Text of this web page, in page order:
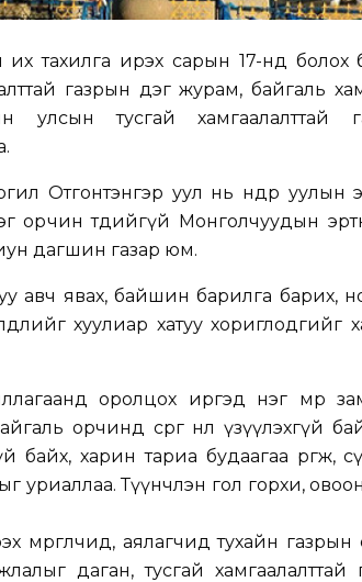
тахилга ирэх сарын 17-нд болох
газрын дэг журам, байгаль
улсын тусгай хамгаалалттай
Отгонтэнгэр уул нь өндөр уулын
орчин төдийгүй Монголчуудын
дагшин газар юм.
авч явах, байшин барилга барих,
хуулиар хатуу хориглодгийг
оролцох иргэд нэг мөр
орчинд сөрөг нөлөө үзүүлэхгүй
байх, харин тариа будаагаа
уриаллаа. Түүнчлэн гол горхи,
мөргөлчид, аялагчид тухайн
даган, тусгай хамгаалалттай